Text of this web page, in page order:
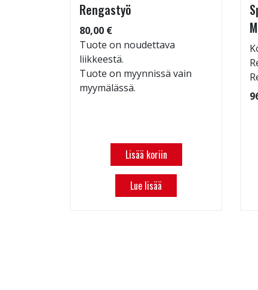
Rengastyö
80,00 €
Tuote on noudettava
liikkeestä.
Tuote on myynnissä vain
myymälässä.
Lisää koriin
Lue lisää